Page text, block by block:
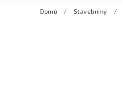
Domů / Stavebniny /